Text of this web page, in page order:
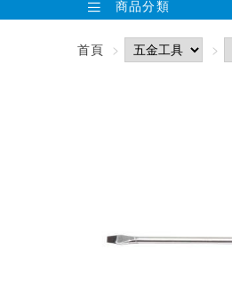
商品分類
首頁